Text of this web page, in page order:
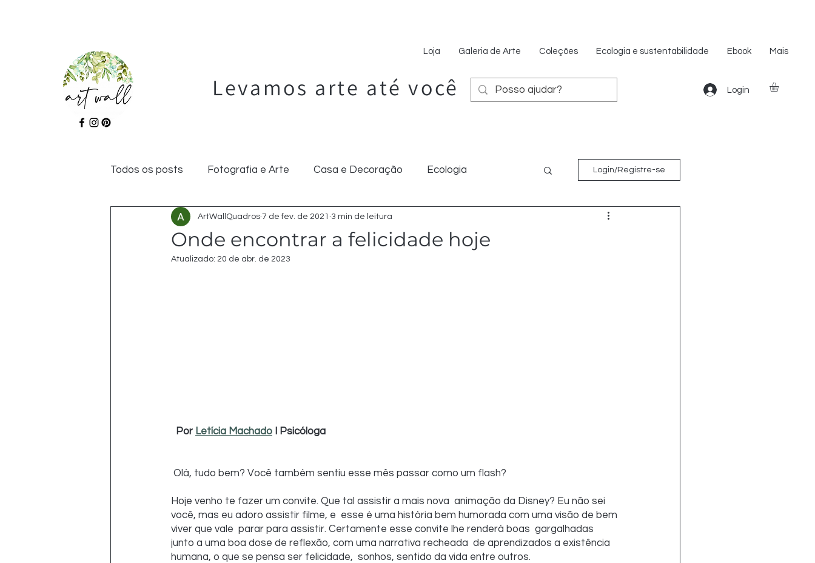
Loja Galeria de Arte Coleções Ecologia e sustentabilidade Ebook Mais
Levamos arte até você Login
Todos os posts Fotografia e Arte Casa e Decoração Ecologia
Bem Estar Gastronomia Dicas
Login/Registre-se
Onde encontrar a felicidade hoje
ArtWallQuadros 7 de fev. de 2021 3 min de leitura
Atualizado: 20 de abr. de 2023
Por Letícia Machado I Psicóloga
Olá, tudo bem? Você também sentiu esse mês passar como um flash?
Hoje venho te fazer um convite. Que tal assistir a mais nova  animação da Disney? Eu não sei
você, mas eu adoro assistir filme, e  esse é uma história bem humorada com uma visão de bem
viver que vale  parar para assistir. Certamente esse convite lhe renderá boas  gargalhadas
junto a uma boa dose de reflexão, com uma narrativa recheada  de aprendizados a existência
humana, o que se pensa ser felicidade,  sonhos, sentido da vida entre outros.